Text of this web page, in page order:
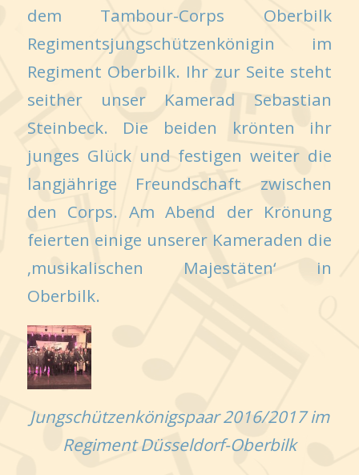
dem Tambour-Corps Oberbilk
Regimentsjungschützenkönigin im
Regiment Oberbilk. Ihr zur Seite steht
seither unser Kamerad Sebastian
Steinbeck. Die beiden krönten ihr
junges Glück und festigen weiter die
langjährige Freundschaft zwischen
den Corps. Am Abend der Krönung
feierten einige unserer Kameraden die
‚musikalischen Majestäten‘ in
Oberbilk.
Jungschützenkönigspaar 2016/2017 im
Regiment Düsseldorf-Oberbilk